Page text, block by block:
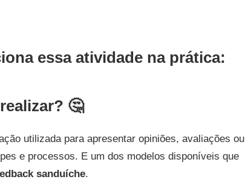
essa atividade na prática:
🤔
utilizada para apresentar opiniões, avaliações ou
e processos. E um dos modelos disponíveis que
sanduíche.